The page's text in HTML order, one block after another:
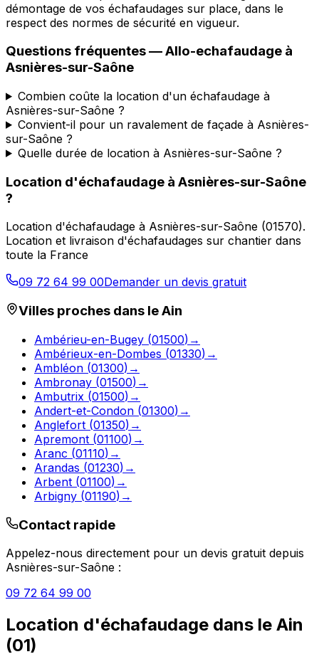
démontage de vos échafaudages sur place, dans le
respect des normes de sécurité en vigueur.
Questions fréquentes —Allo-echafaudage à
Asnières-sur-Saône
Combien coûte la location d'un échafaudage à
Asnières-sur-Saône ?
Convient-il pour un ravalement de façade à Asnières-
sur-Saône ?
Quelle durée de location à Asnières-sur-Saône ?
Location d'échafaudage à Asnières-sur-Saône
?
Location d'échafaudage à Asnières-sur-Saône (01570).
Location et livraison d'échafaudages sur chantier dans
toute la France
09 72 64 99 00Demander un devis gratuit
Villes proches dans leAin
Ambérieu-en-Bugey (01500) →
Ambérieux-en-Dombes (01330) →
Ambléon (01300) →
Ambronay (01500) →
Ambutrix (01500) →
Andert-et-Condon (01300) →
Anglefort (01350) →
Apremont (01100) →
Aranc (01110) →
Arandas (01230) →
Arbent (01100) →
Arbigny (01190) →
Contact rapide
Appelez-nous directement pour un devis gratuit depuis
Asnières-sur-Saône :
09 72 64 99 00
Location d'échafaudage dans le Ain
(01)